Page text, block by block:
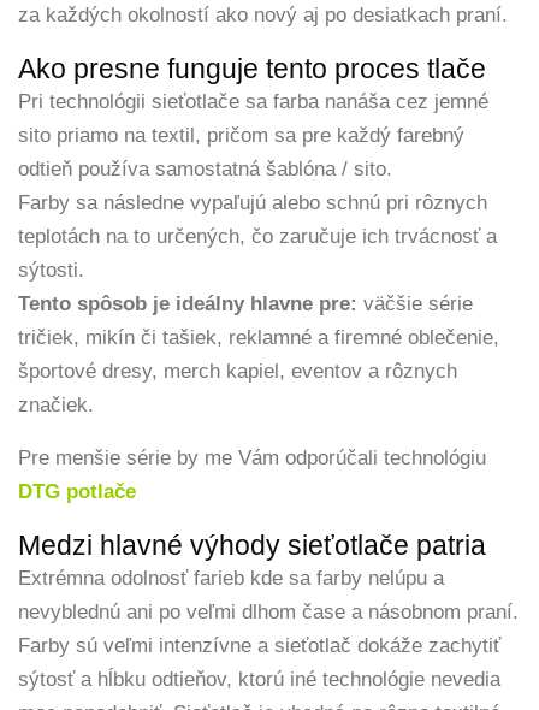
za každých okolností ako nový aj po desiatkach praní.
Ako presne funguje tento proces tlače
Pri technológii sieťotlače sa farba nanáša cez jemné
sito priamo na textil, pričom sa pre každý farebný
odtieň používa samostatná šablóna / sito.
Farby sa následne vypaľujú alebo schnú pri rôznych
teplotách na to určených, čo zaručuje ich trvácnosť a
sýtosti.
Tento spôsob je ideálny hlavne pre: väčšie série
tričiek, mikín či tašiek, reklamné a firemné oblečenie,
športové dresy, merch kapiel, eventov a rôznych
značiek.
Pre menšie série by me Vám odporúčali technológiu
DTG potlače
Medzi hlavné výhody sieťotlače patria
Extrémna odolnosť farieb kde sa farby nelúpu a
nevyblednú ani po veľmi dlhom čase a násobnom praní.
Farby sú veľmi intenzívne a sieťotlač dokáže zachytiť
sýtosť a hĺbku odtieňov, ktorú iné technológie nevedia